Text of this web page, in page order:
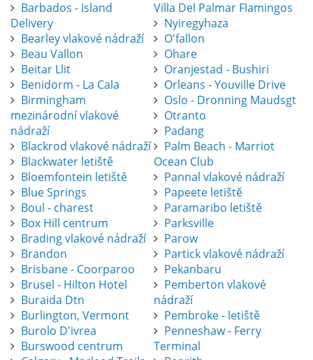
Barbados - Island
Delivery
Bearley vlakové nádraží
Beau Vallon
Beitar Llit
Benidorm - La Cala
Birmingham
mezinárodní vlakové
nádraží
Blackrod vlakové nádraží
Blackwater letiště
Bloemfontein letiště
Blue Springs
Boul - charest
Box Hill centrum
Brading vlakové nádraží
Brandon
Brisbane - Coorparoo
Brusel - Hilton Hotel
Buraida Dtn
Burlington, Vermont
Burolo D'ivrea
Burswood centrum
Villa Del Palmar Flamingos
Nyiregyhaza
O'fallon
Ohare
Oranjestad - Bushiri
Orleans - Youville Drive
Oslo - Dronning Maudsgt
Otranto
Padang
Palm Beach - Marriot
Ocean Club
Pannal vlakové nádraží
Papeete letiště
Paramaribo letiště
Parksville
Parow
Partick vlakové nádraží
Pekanbaru
Pemberton vlakové
nádraží
Pembroke - letiště
Penneshaw - Ferry
Terminal